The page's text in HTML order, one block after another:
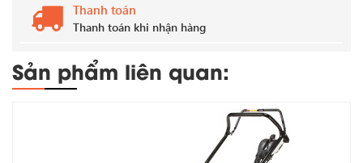
Thanh toán
Thanh toán khi nhận hàng
Sản phẩm liên quan: